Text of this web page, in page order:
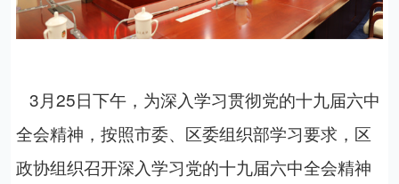
3月25日下午，为深入学习贯彻党的十九届六中
全会精神，按照市委、区委组织部学习要求 ，区
政协组织召开深入学习党的十九届六中全会精神